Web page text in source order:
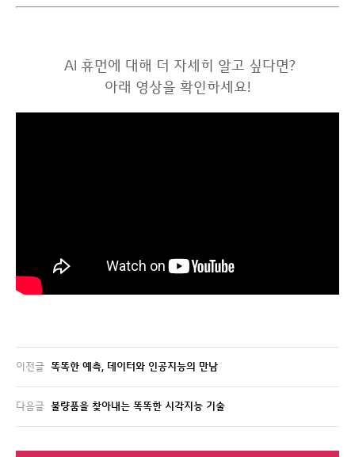
AI 휴먼에 대해 더 자세히 알고 싶다면?
아래 영상을 확인하세요!
이전글 똑똑한 예측, 데이터와 인공지능의 만남
다음글 불량품을 찾아내는 똑똑한 시각지능 기술